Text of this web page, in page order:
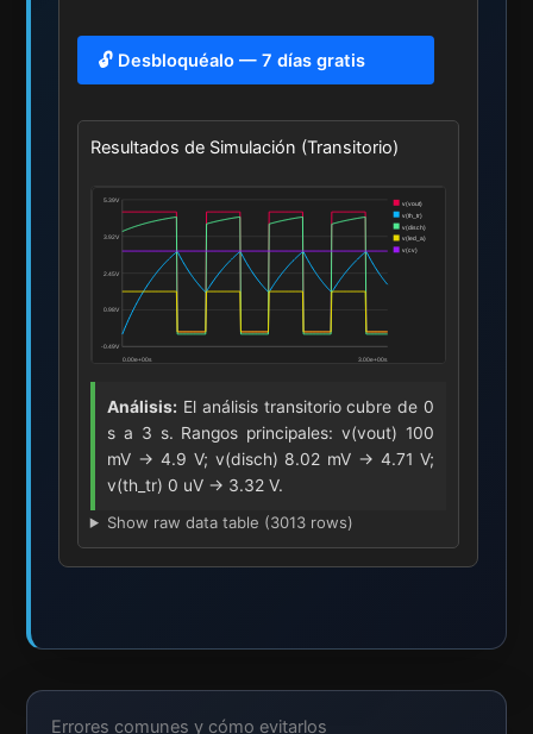
🔓 Desbloquéalo — 7 días gratis
Resultados de Simulación (Transitorio)
Análisis: El análisis transitorio cubre de 0
s a 3 s. Rangos principales: v(vout) 100
mV -> 4.9 V; v(disch) 8.02 mV -> 4.71 V;
v(th_tr) 0 uV -> 3.32 V.
Show raw data table (3013 rows)
Errores comunes y cómo evitarlos